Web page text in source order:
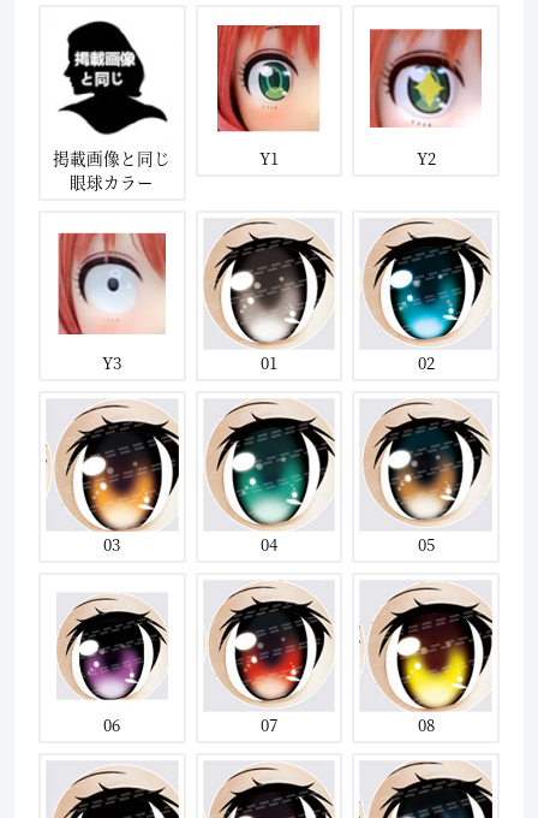
掲載画像と同じ
眼球カラー
Y1 Y2
Y3 01 02
03 04 05
06 07 08